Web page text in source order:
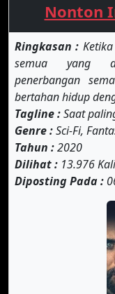
Nonton
Ringkasan :
semua yang
penerbangan
bertahan hidup
Tagline :Saat
Genre :Sci-Fi,
Tahun :2020
Dilihat : 13.976 Kali
Diposting Pada :